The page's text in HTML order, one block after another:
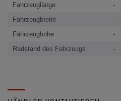
Fahrzeuglänge
-
Fahrzeugbreite
-
Fahrzeughöhe
-
Radstand des Fahrzeugs
-